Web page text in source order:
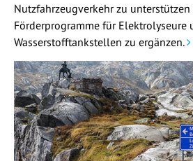
Nutzfahrzeugverkehr zu
Förderprogramme für Elektrolyseure
Wasserstofftankstellen zu ergänzen.